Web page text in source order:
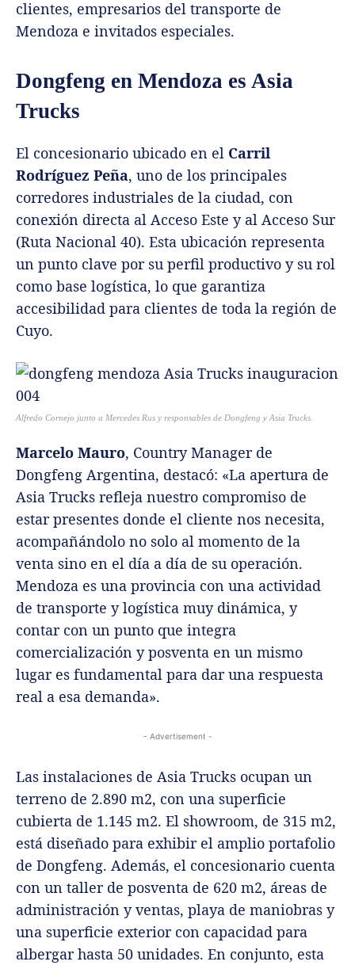
clientes, empresarios del transporte de
Mendoza e invitados especiales.
Dongfeng en Mendoza es Asia
Trucks
El concesionario ubicado en el Carril
Rodríguez Peña, uno de los principales
corredores industriales de la ciudad, con
conexión directa al Acceso Este y al Acceso Sur
(Ruta Nacional 40). Esta ubicación representa
un punto clave por su perfil productivo y su rol
como base logística, lo que garantiza
accesibilidad para clientes de toda la región de
Cuyo.
Alfredo Cornejo junto a Mercedes Rus y responsables de Dongfeng y Asia Trucks.
Marcelo Mauro, Country Manager de
Dongfeng Argentina, destacó: «La apertura de
Asia Trucks refleja nuestro compromiso de
estar presentes donde el cliente nos necesita,
acompañándolo no solo al momento de la
venta sino en el día a día de su operación.
Mendoza es una provincia con una actividad
de transporte y logística muy dinámica, y
contar con un punto que integra
comercialización y posventa en un mismo
lugar es fundamental para dar una respuesta
real a esa demanda».
- Advertisement -
Las instalaciones de Asia Trucks ocupan un
terreno de 2.890 m2, con una superficie
cubierta de 1.145 m2. El showroom, de 315 m2,
está diseñado para exhibir el amplio portafolio
de Dongfeng. Además, el concesionario cuenta
con un taller de posventa de 620 m2, áreas de
administración y ventas, playa de maniobras y
una superficie exterior con capacidad para
albergar hasta 50 unidades. En conjunto, esta